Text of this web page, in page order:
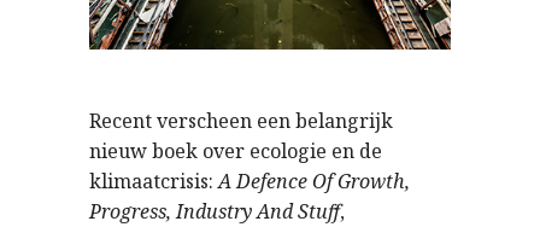
Recent verscheen een belangrijk
nieuw boek over ecologie en de
klimaatcrisis:A Defence Of Growth,
Progress, Industry And Stuff,